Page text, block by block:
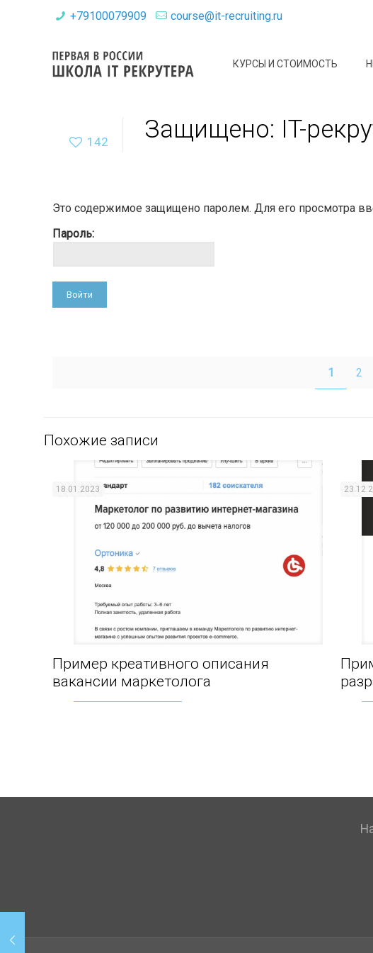
+79100079909 course@it-recruiting.ru
КУРСЫ И СТОИМОСТЬ
142 Защищено: IT-
Это содержимое защищено паролем. Для его просмотра
Пароль:
1 2
Похожие записи
Пример креативного описания вакансии
18.01.2023
Пример креативного описания
вакансии маркетолога